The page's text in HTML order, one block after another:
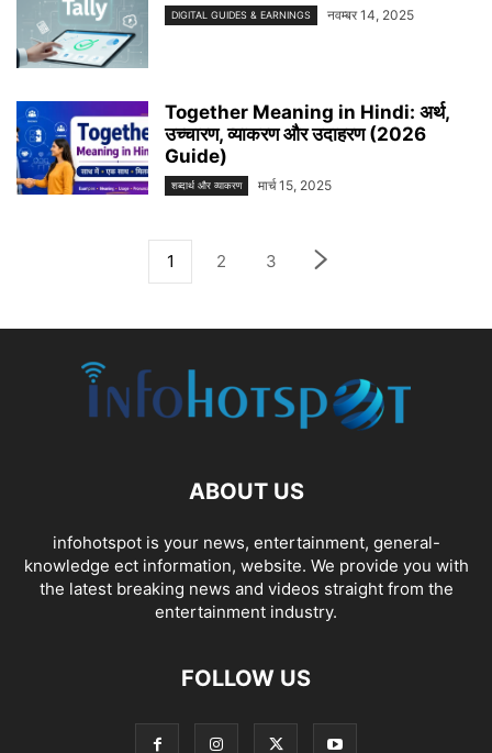
DIGITAL GUIDES & EARNINGS नवम्बर 14, 2025
Together Meaning in Hindi: अर्थ,
उच्चारण, व्याकरण और उदाहरण (2026
Guide)
शब्दार्थ और व्याकरण मार्च 15, 2025
1 2 3
ABOUT US
infohotspot is your news, entertainment, general-
knowledge ect information, website. We provide you with
the latest breaking news and videos straight from the
entertainment industry.
FOLLOW US